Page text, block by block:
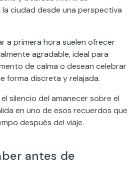
ciudad desde una perspectiva
a primera hora suelen ofrecer
agradable, ideal para
de calma o desean celebrar
forma discreta y relajada.
silencio del amanecer sobre el
en uno de esos recuerdos que
después del viaje.
antes de